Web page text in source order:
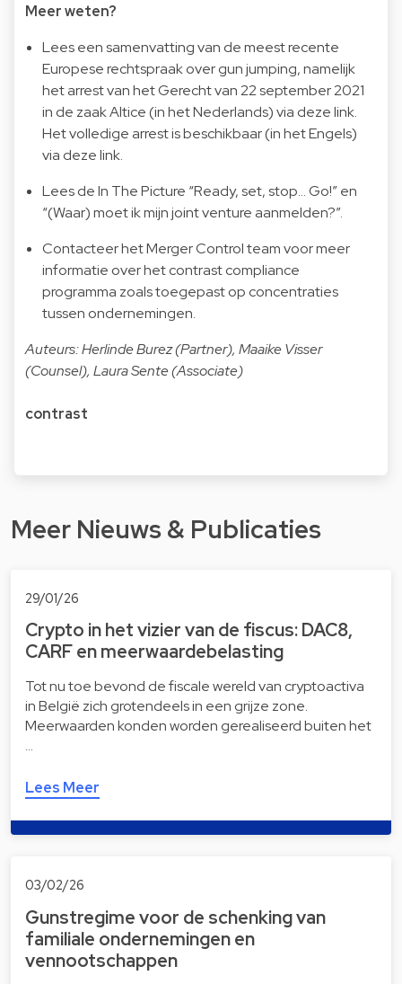
Meer weten?
Lees een samenvatting van de meest recente
Europese rechtspraak over gun jumping, namelijk
het arrest van het Gerecht van 22 september 2021
in de zaak Altice (in het Nederlands) via dezelink.
Het volledige arrest is beschikbaar (in het Engels)
via dezelink.
Lees de In The Picture “Ready, set, stop… Go!” en
“(Waar) moet ik mijn joint venture aanmelden?”.
Contacteer het Merger Control team voor meer
informatie over het contrast compliance
programma zoals toegepast op concentraties
tussen ondernemingen.
Auteurs: Herlinde Burez (Partner), Maaike Visser
(Counsel), Laura Sente (Associate)
contrast
Meer Nieuws & Publicaties
29/01/26
Crypto in het vizier van de fiscus: DAC8,
CARF en meerwaardebelasting
Tot nu toe bevond de fiscale wereld van cryptoactiva
in België zich grotendeels in een grijze zone.
Meerwaarden konden worden gerealiseerd buiten het
…
Lees Meer
03/02/26
Gunstregime voor de schenking van
familiale ondernemingen en
vennootschappen